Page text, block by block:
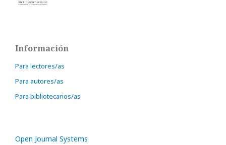
Información
Para lectores/as
Para autores/as
Para bibliotecarios/as
Open Journal Systems